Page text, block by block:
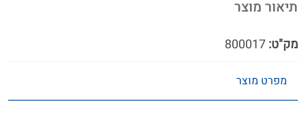
תיאור מוצר
מק"ט:
מפרט מוצר